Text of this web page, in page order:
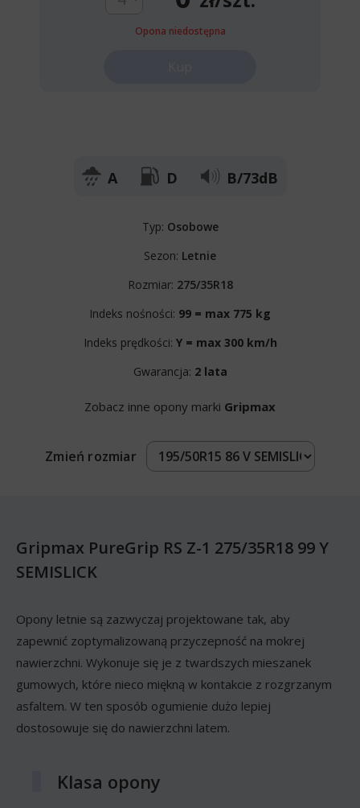
Opona niedostępna
A D B/73dB
Typ: Osobowe
Sezon: Letnie
Rozmiar: 275/35R18
Indeks nośności: 99 = max 775 kg
Indeks prędkości: Y = max 300 km/h
Gwarancja: 2 lata
Zobacz inne opony marki Gripmax
Zmień rozmiar
Gripmax PureGrip RS Z-1 275/35R18 99 Y
SEMISLICK
Opony letnie są zazwyczaj projektowane tak, aby
zapewnić zoptymalizowaną przyczepność na mokrej
nawierzchni. Wykonuje się je z twardszych mieszanek
gumowych, które nieco miękną w kontakcie z rozgrzanym
asfaltem. W ten sposób ogumienie dużo lepiej
dostosowuje się do nawierzchni latem.
Klasa opony